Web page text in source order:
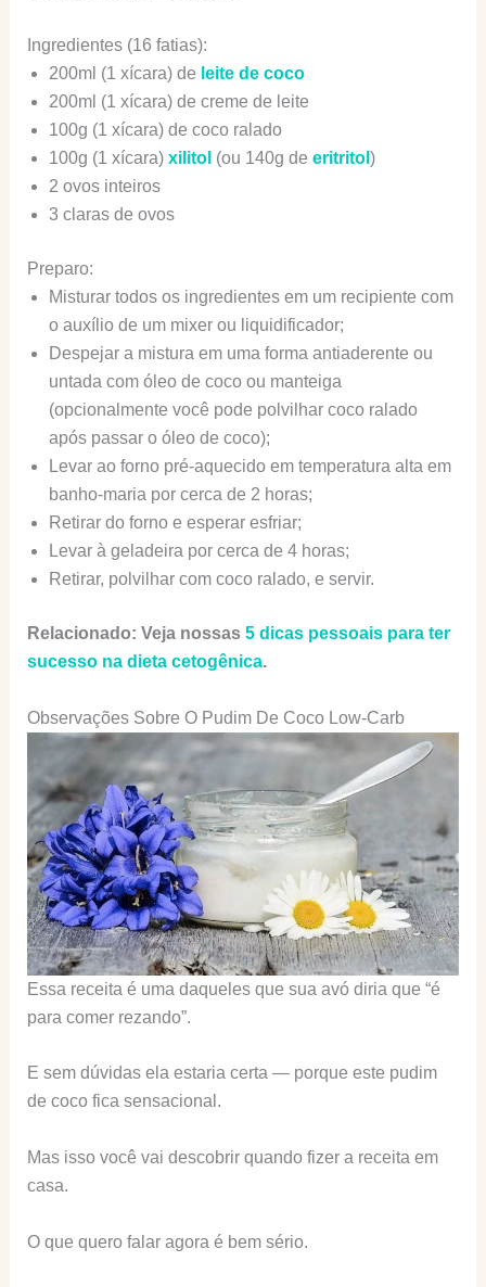
Ingredientes (16 fatias):
200ml (1 xícara) de leite de coco
200ml (1 xícara) de creme de leite
100g (1 xícara) de coco ralado
100g (1 xícara) xilitol (ou 140g de eritritol )
2 ovos inteiros
3 claras de ovos
Preparo:
Misturar todos os ingredientes em um recipiente com
o auxílio de um mixer ou liquidificador;
Despejar a mistura em uma forma antiaderente ou
untada com óleo de coco ou manteiga
(opcionalmente você pode polvilhar coco ralado
após passar o óleo de coco);
Levar ao forno pré-aquecido em temperatura alta em
banho-maria por cerca de 2 horas;
Retirar do forno e esperar esfriar;
Levar à geladeira por cerca de 4 horas;
Retirar, polvilhar com coco ralado, e servir.
Relacionado: Veja nossas 5 dicas pessoais para ter
sucesso na dieta cetogênica.
Observações Sobre O Pudim De Coco Low-Carb
Essa receita é uma daqueles que sua avó diria que “é
para comer rezando”.
E sem dúvidas ela estaria certa — porque este pudim
de coco fica sensacional.
Mas isso você vai descobrir quando fizer a receita em
casa.
O que quero falar agora é bem sério.